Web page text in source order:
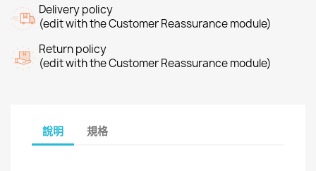
Delivery policy
(edit with the Customer Reassurance module)
Return policy
(edit with the Customer Reassurance module)
說明 規格